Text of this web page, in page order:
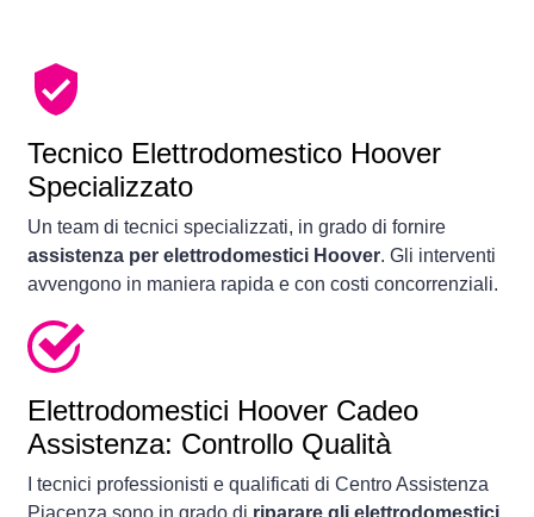
Tecnico Elettrodomestico Hoover
Specializzato
Un team di tecnici specializzati, in grado di fornire
assistenza per elettrodomestici Hoover. Gli interventi
avvengono in maniera rapida e con costi concorrenziali.
Elettrodomestici Hoover Cadeo
Assistenza: Controllo Qualità
I tecnici professionisti e qualificati di Centro Assistenza